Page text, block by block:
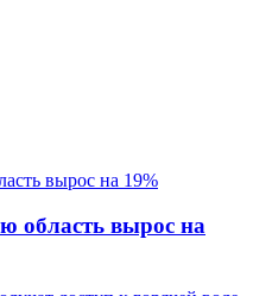
область вырос на